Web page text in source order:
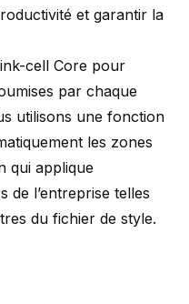
et garantir la
cell Core pour
par chaque
utilisons une fonction
les zones
qui applique
de l’entreprise telles
du fichier de style.